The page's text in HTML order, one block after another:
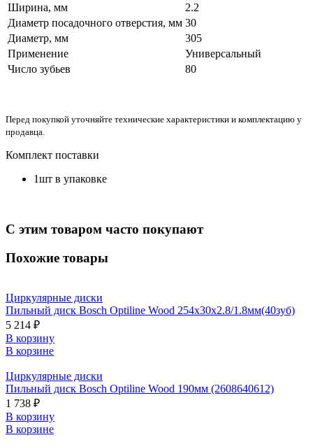
Ширина, мм
2.2
Диаметр посадочного отверстия, мм 30
Диаметр, мм
305
Применение
Универсальный
Число зубьев
80
Перед покупкой уточняйте технические характеристики и комплектацию у
продавца.
Комплект поставки
1шт в упаковке
С этим товаром часто покупают
Похожие товары
Циркулярные диски
Пильный диск Bosch Optiline Wood 254х30х2.8/1.8мм(40зуб)
5 214 ₽
В корзину
В корзине
Циркулярные диски
Пильный диск Bosch Optiline Wood 190мм (2608640612)
1 738 ₽
В корзину
В корзине